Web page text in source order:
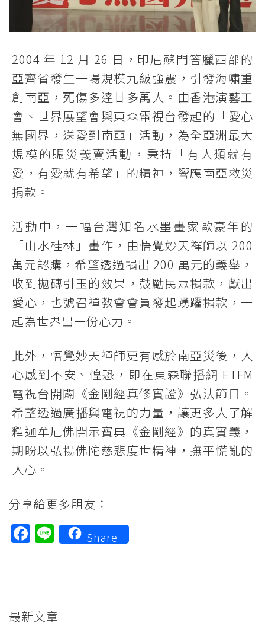
2004 年 12 月 26 日，印尼蘇門答臘西部的
亞齊省發生一場規模九級強震，引發海嘯重
創南亞，死傷多達廿多萬人。由香港演藝工
會、世界展望會與東森電視台發起的「愛心
無國界，送愛到南亞」活動，為全亞洲最大
規模的賑災義賣活動，秉持「有人類就有
愛，有愛就有希望」的精神，響應南亞救災
捐款。
活動中，一幅台灣知名水墨畫家歐豪年的
「山水桂林」畫作，由悟覺妙天禪師以 200
萬元認購，希望透過捐出 200 萬元的義舉，
收到拋磚引玉的效果，鼓勵民眾捐款，獻出
愛心，也號召禪教會會員發起踴躍捐款，一
起為世界出一份心力。
此外，悟覺妙天禪師更有感於南亞災後，人
心感到不安、惶恐，即在東森聯播網 ETFM
電視台開闢《金剛經真修實證》弘法節目。
希望透過廣播與電視的力量，讓更多人了解
釋迦牟尼佛開示寶典《金剛經》的真實義，
期盼以弘揚佛陀慈悲度世精神，撫平慌亂的
人心。
分享給更多朋友：
Facebook
LineShare
最新文章